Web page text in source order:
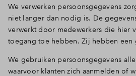
We verwerken persoonsgegevens
niet langer dan nodig is. De
verwerkt door medewerkers die hier
toegang toe hebben. Zij hebben
We gebruiken persoonsgegevens
waarvoor klanten zich aanmelden of